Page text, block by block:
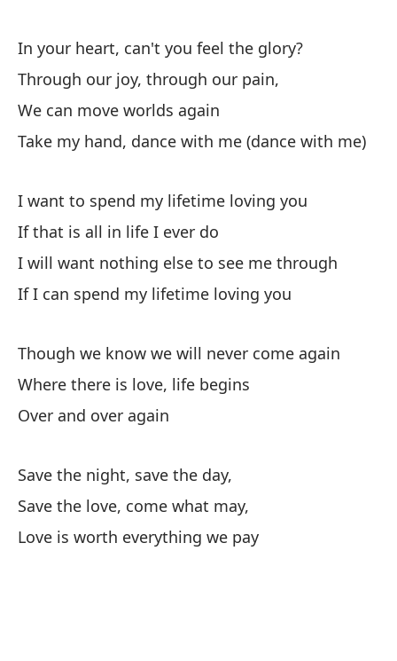
In your heart, can't you feel the glory?
Through our joy, through our pain,
We can move worlds again
Take my hand, dance with me (dance with me)
I want to spend my lifetime loving you
If that is all in life I ever do
I will want nothing else to see me through
If I can spend my lifetime loving you
Though we know we will never come again
Where there is love, life begins
Over and over again
Save the night, save the day,
Save the love, come what may,
Love is worth everything we pay